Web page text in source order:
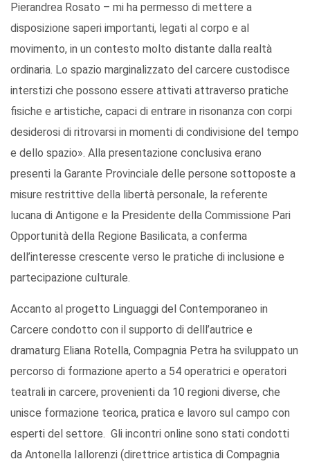
Pierandrea Rosato – mi ha permesso di mettere a
disposizione saperi importanti, legati al corpo e al
movimento, in un contesto molto distante dalla realtà
ordinaria. Lo spazio marginalizzato del carcere custodisce
interstizi che possono essere attivati attraverso pratiche
fisiche e artistiche, capaci di entrare in risonanza con corpi
desiderosi di ritrovarsi in momenti di condivisione del tempo
e dello spazio». Alla presentazione conclusiva erano
presenti la Garante Provinciale delle persone sottoposte a
misure restrittive della libertà personale, la referente
lucana di Antigone e la Presidente della Commissione Pari
Opportunità della Regione Basilicata, a conferma
dell’interesse crescente verso le pratiche di inclusione e
partecipazione culturale.
Accanto al progetto Linguaggi del Contemporaneo in
Carcere condotto con il supporto di delll’autrice e
dramaturg Eliana Rotella, Compagnia Petra ha sviluppato un
percorso di formazione aperto a 54 operatrici e operatori
teatrali in carcere, provenienti da 10 regioni diverse, che
unisce formazione teorica, pratica e lavoro sul campo con
esperti del settore. Gli incontri online sono stati condotti
da Antonella Iallorenzi (direttrice artistica di Compagnia